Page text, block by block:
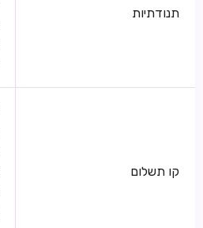
תנודתיות
קו תשלום